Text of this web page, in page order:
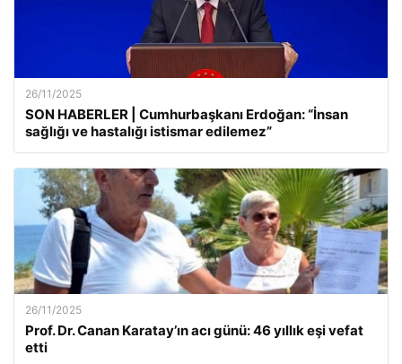
26/11/2025
SON HABERLER | Cumhurbaşkanı Erdoğan: “İnsan
sağlığı ve hastalığı istismar edilemez”
26/11/2025
Prof. Dr. Canan Karatay’ın acı günü: 46 yıllık eşi vefat
etti